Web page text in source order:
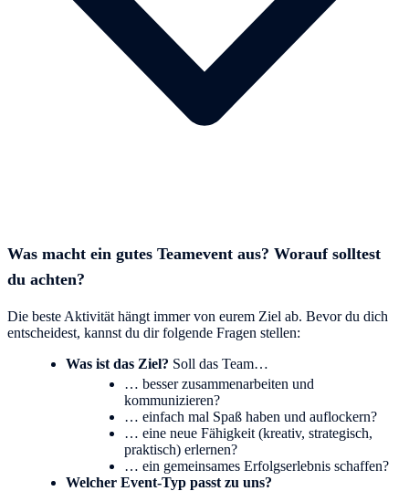
Was macht ein gutes Teamevent aus? Worauf solltest
du achten?
Die beste Aktivität hängt immer von eurem Ziel ab. Bevor du dich
entscheidest, kannst du dir folgende Fragen stellen:
Was ist das Ziel? Soll das Team…
… besser zusammenarbeiten und
kommunizieren?
… einfach mal Spaß haben und auflockern?
… eine neue Fähigkeit (kreativ, strategisch,
praktisch) erlernen?
… ein gemeinsames Erfolgserlebnis schaffen?
Welcher Event-Typ passt zu uns?